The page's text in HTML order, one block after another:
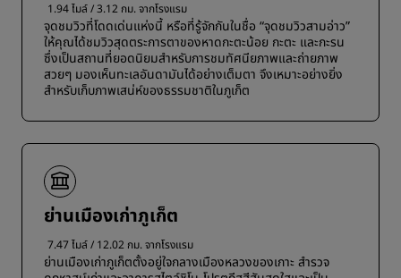
1.94 ไมล์ / 3.12 กม. จากโรงแรม
จุดชมวิวที่โดดเด่นแห่งนี้ หรือที่รู้จักกันในชื่อ “จุดชมวิวสามอ่าว”
ให้คุณได้ชมวิวสุดตระการตาของหาดกะตะน้อย กะตะ และกะรน
ซึ่งเป็นสถานที่ยอดนิยมสำหรับการชมทัศนียภาพและถ่ายภาพ
สวยๆ มองเห็นทะเลอันดามันได้อย่างเต็มตา จึงเหมาะอย่างยิ่ง
สำหรับเก็บภาพเสน่ห์ของธรรมชาติในภูเก็ต
ย่านเมืองเก่าภูเก็ต
7.47 ไมล์ / 12.02 กม. จากโรงแรม
ย่านเมืองเก่าภูเก็ตตั้งอยู่ใจกลางเมืองหลวงของเกาะ สำรวจ